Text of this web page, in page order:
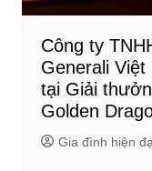
Công ty
Generali
tại Giải
Golden
Gia đình hiện